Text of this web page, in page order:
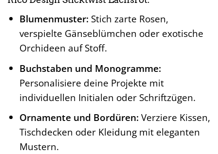
Blumenmuster: Stich zarte Rosen,
verspielte Gänseblümchen oder exotische
Orchideen auf Stoff.
Buchstaben und Monogramme:
Personalisiere deine Projekte mit
individuellen Initialen oder Schriftzügen.
Ornamente und Bordüren: Verziere Kissen,
Tischdecken oder Kleidung mit eleganten
Mustern.